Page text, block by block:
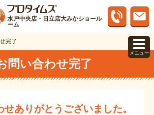
水戸中央店・日立店大みかショール
ーム
完了
問い合わせ完了
せありがとうございました。
メニュー